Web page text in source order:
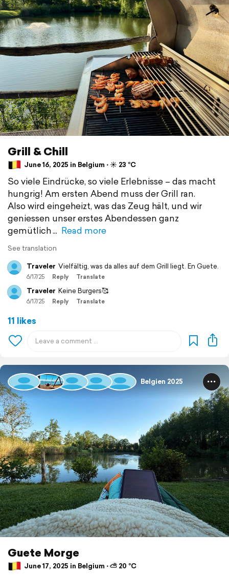
Grill & Chill
June 16, 2025 in Belgium ⋅ ☀️ 23 °C
So viele Eindrücke, so viele Erlebnisse – das macht
hungrig! Am ersten Abend muss der Grill ran.
Also wird eingeheizt, was das Zeug hält, und wir
geniessen unser erstes Abendessen ganz
gemütlich
Read more
See translation
Traveler Vielfältig, was da alles auf dem Grill liegt. En Guete.
6/17/25 Reply Translate
Traveler Keine Burgers🥰
6/17/25 Reply Translate
11 likes
Belgien 2025
Guete Morge
June 17, 2025 in Belgium ⋅ ⛅ 20 °C